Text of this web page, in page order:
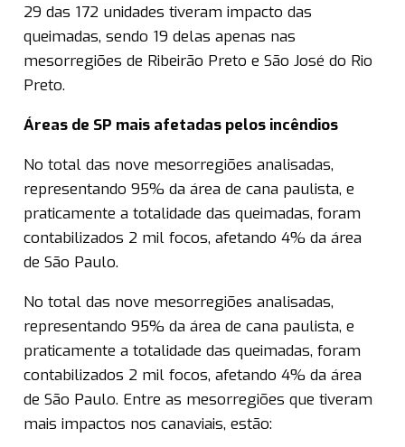
29 das 172 unidades tiveram impacto das
queimadas, sendo 19 delas apenas nas
mesorregiões de Ribeirão Preto e São José do Rio
Preto.
Áreas de SP mais afetadas pelos incêndios
No total das nove mesorregiões analisadas,
representando 95% da área de cana paulista, e
praticamente a totalidade das queimadas, foram
contabilizados 2 mil focos, afetando 4% da área
de São Paulo.
No total das nove mesorregiões analisadas,
representando 95% da área de cana paulista, e
praticamente a totalidade das queimadas, foram
contabilizados 2 mil focos, afetando 4% da área
de São Paulo. Entre as mesorregiões que tiveram
mais impactos nos canaviais, estão: